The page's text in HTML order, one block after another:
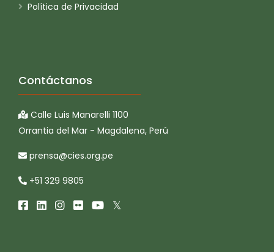
Política de Privacidad
Contáctanos
Calle Luis Manarelli 1100
Orrantia del Mar - Magdalena, Perú
prensa@cies.org.pe
+51 329 9805